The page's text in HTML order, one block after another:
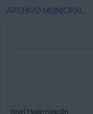
ARCHIVO MUNICIPAL